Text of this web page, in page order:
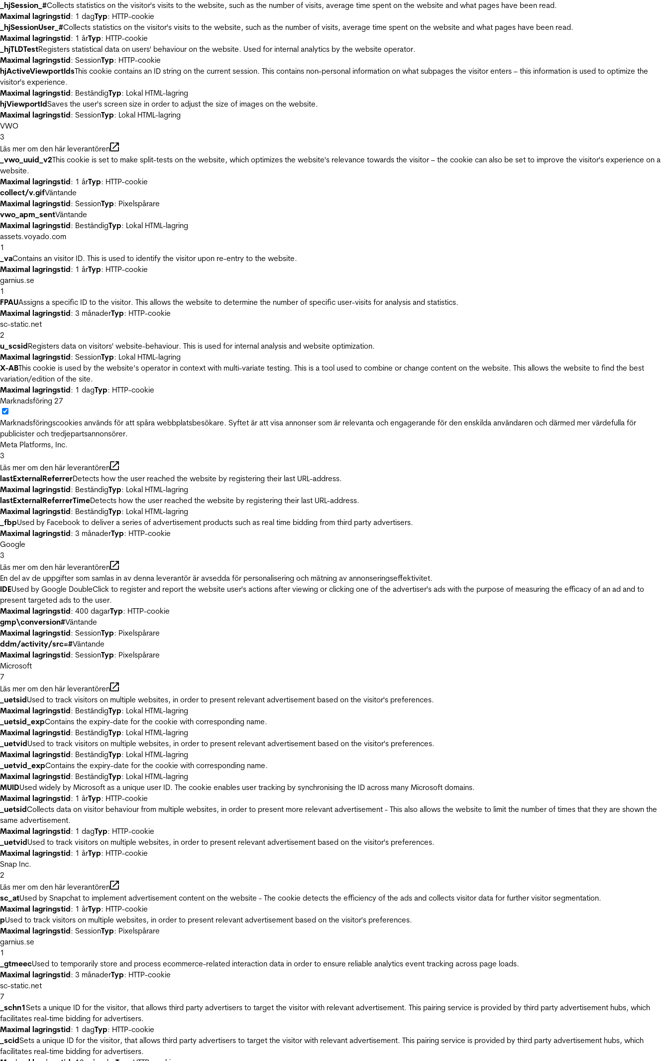
_hjSession_#Collects statistics on the visitor's visits to the website, such as the number of visits, average time spent on the website and what pages have been read.
Maximal lagringstid: 1 dagTyp: HTTP-cookie
_hjSessionUser_#Collects statistics on the visitor's visits to the website, such as the number of visits, average time spent on the website and what pages have been read.
Maximal lagringstid: 1 årTyp: HTTP-cookie
_hjTLDTestRegisters statistical data on users' behaviour on the website. Used for internal analytics by the website operator.
Maximal lagringstid: SessionTyp: HTTP-cookie
hjActiveViewportIdsThis cookie contains an ID string on the current session. This contains non-personal information on what subpages the visitor enters – this information is used to optimize the
visitor's experience.
Maximal lagringstid: BeständigTyp: Lokal HTML-lagring
hjViewportIdSaves the user's screen size in order to adjust the size of images on the website.
Maximal lagringstid: SessionTyp: Lokal HTML-lagring
VWO
3
Läs mer om den här leverantören
_vwo_uuid_v2This cookie is set to make split-tests on the website, which optimizes the website's relevance towards the visitor – the cookie can also be set to improve the visitor's experience on a
website.
Maximal lagringstid: 1 årTyp: HTTP-cookie
collect/v.gifVäntande
Maximal lagringstid: SessionTyp: Pixelspårare
vwo_apm_sentVäntande
Maximal lagringstid: BeständigTyp: Lokal HTML-lagring
assets.voyado.com
1
_vaContains an visitor ID. This is used to identify the visitor upon re-entry to the website.
Maximal lagringstid: 1 årTyp: HTTP-cookie
garnius.se
1
FPAUAssigns a specific ID to the visitor. This allows the website to determine the number of specific user-visits for analysis and statistics.
Maximal lagringstid: 3 månaderTyp: HTTP-cookie
sc-static.net
2
u_scsidRegisters data on visitors' website-behaviour. This is used for internal analysis and website optimization.
Maximal lagringstid: SessionTyp: Lokal HTML-lagring
X-ABThis cookie is used by the website’s operator in context with multi-variate testing. This is a tool used to combine or change content on the website. This allows the website to find the best
variation/edition of the site.
Maximal lagringstid: 1 dagTyp: HTTP-cookie
Marknadsföring 27
Marknadsföringscookies används för att spåra webbplatsbesökare. Syftet är att visa annonser som är relevanta och engagerande för den enskilda användaren och därmed mer värdefulla för
publicister och tredjepartsannonsörer.
Meta Platforms, Inc.
3
Läs mer om den här leverantören
lastExternalReferrerDetects how the user reached the website by registering their last URL-address.
Maximal lagringstid: BeständigTyp: Lokal HTML-lagring
lastExternalReferrerTimeDetects how the user reached the website by registering their last URL-address.
Maximal lagringstid: BeständigTyp: Lokal HTML-lagring
_fbpUsed by Facebook to deliver a series of advertisement products such as real time bidding from third party advertisers.
Maximal lagringstid: 3 månaderTyp: HTTP-cookie
Google
3
Läs mer om den här leverantören
En del av de uppgifter som samlas in av denna leverantör är avsedda för personalisering och mätning av annonseringseffektivitet.
IDEUsed by Google DoubleClick to register and report the website user's actions after viewing or clicking one of the advertiser's ads with the purpose of measuring the efficacy of an ad and to
present targeted ads to the user.
Maximal lagringstid: 400 dagarTyp: HTTP-cookie
gmp\conversion#Väntande
Maximal lagringstid: SessionTyp: Pixelspårare
ddm/activity/src=#Väntande
Maximal lagringstid: SessionTyp: Pixelspårare
Microsoft
7
Läs mer om den här leverantören
_uetsidUsed to track visitors on multiple websites, in order to present relevant advertisement based on the visitor's preferences.
Maximal lagringstid: BeständigTyp: Lokal HTML-lagring
_uetsid_expContains the expiry-date for the cookie with corresponding name.
Maximal lagringstid: BeständigTyp: Lokal HTML-lagring
_uetvidUsed to track visitors on multiple websites, in order to present relevant advertisement based on the visitor's preferences.
Maximal lagringstid: BeständigTyp: Lokal HTML-lagring
_uetvid_expContains the expiry-date for the cookie with corresponding name.
Maximal lagringstid: BeständigTyp: Lokal HTML-lagring
MUIDUsed widely by Microsoft as a unique user ID. The cookie enables user tracking by synchronising the ID across many Microsoft domains.
Maximal lagringstid: 1 årTyp: HTTP-cookie
_uetsidCollects data on visitor behaviour from multiple websites, in order to present more relevant advertisement - This also allows the website to limit the number of times that they are shown the
same advertisement.
Maximal lagringstid: 1 dagTyp: HTTP-cookie
_uetvidUsed to track visitors on multiple websites, in order to present relevant advertisement based on the visitor's preferences.
Maximal lagringstid: 1 årTyp: HTTP-cookie
Snap Inc.
2
Läs mer om den här leverantören
sc_atUsed by Snapchat to implement advertisement content on the website - The cookie detects the efficiency of the ads and collects visitor data for further visitor segmentation.
Maximal lagringstid: 1 årTyp: HTTP-cookie
pUsed to track visitors on multiple websites, in order to present relevant advertisement based on the visitor's preferences.
Maximal lagringstid: SessionTyp: Pixelspårare
garnius.se
1
_gtmeecUsed to temporarily store and process ecommerce-related interaction data in order to ensure reliable analytics event tracking across page loads.
Maximal lagringstid: 3 månaderTyp: HTTP-cookie
sc-static.net
7
_schn1Sets a unique ID for the visitor, that allows third party advertisers to target the visitor with relevant advertisement. This pairing service is provided by third party advertisement hubs, which
facilitates real-time bidding for advertisers.
Maximal lagringstid: 1 dagTyp: HTTP-cookie
_scidSets a unique ID for the visitor, that allows third party advertisers to target the visitor with relevant advertisement. This pairing service is provided by third party advertisement hubs, which
facilitates real-time bidding for advertisers.